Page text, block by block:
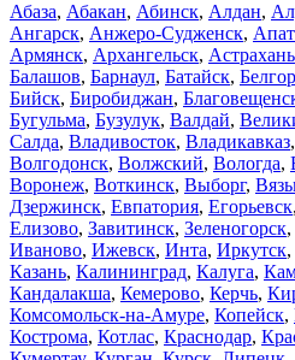
Абаза, Абакан, Абинск, Алдан,
Ангарск, Анжеро-Судженск,
Армянск, Архангельск, Астрахань
Балашов, Барнаул, Батайск,
Бийск, Биробиджан,
Бугульма, Бузулук, Валдай,
Салда, Владивосток, Владикавказ,
Волгодонск, Волжский, Вологда,
Воронеж, Воткинск, Выборг,
Дзержинск, Евпатория, Егорьевск,
Елизово, Завитинск, Зеленогорск,
Иваново, Ижевск, Инта, Иркутск,
Казань, Калининград, Калуга,
Кандалакша, Кемерово, Керчь,
Комсомольск-на-Амуре, Копейск,
Кострома, Котлас, Краснодар,